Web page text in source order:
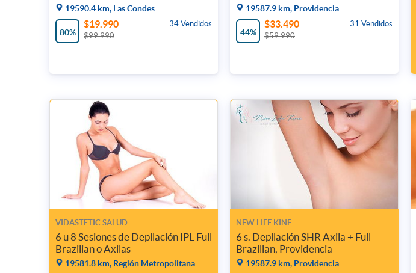
19590.4 km, Las Condes
80%
34 Vendidos
$19.990
$99.990
19587.9 km, Providencia
44%
31 Vendidos
$33.490
$59.990
VIDASTETIC SALUD
6 u 8 Sesiones de Depilación IPL Full
Brazilian o Axilas
19581.8 km, Región Metropolitana
NEW LIFE KINE
6 s. Depilación SHR Axila + Full
Brazilian, Providencia
19587.9 km, Providencia